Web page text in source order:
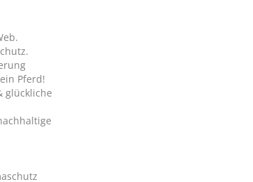
Pferd!
glückliche